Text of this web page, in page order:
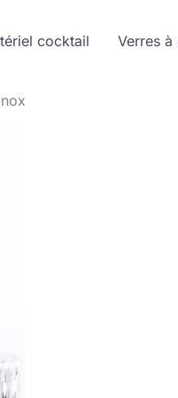
cocktail Verres